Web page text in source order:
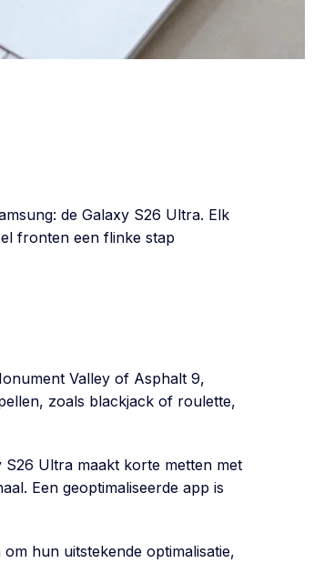
de Galaxy S26 Ultra. Elk
fronten een flinke stap
Valley of Asphalt 9,
zoals blackjack of roulette,
S26 Ultra maakt korte metten met
Een geoptimaliseerde app is
hun uitstekende optimalisatie,